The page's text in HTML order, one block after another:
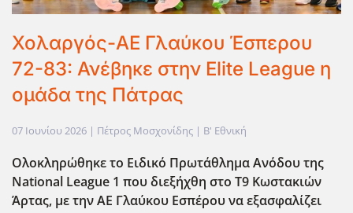
Χολαργός-ΑΕ Γλαύκου Έσπερου
72-83: Ανέβηκε στην Elite League η
ομάδα της Πάτρας
07 Ιουνίου 2026 | Πέτρος Μοσχονίδης | Β' Εθνική
Ολοκληρώθηκε το Ειδικό Πρωτάθλημα Ανόδου της
National League 1 που διεξήχθη στο Τ9 Κωστακιών
Άρτας, με την ΑΕ Γλαύκου Εσπέρου να εξασφαλίζει